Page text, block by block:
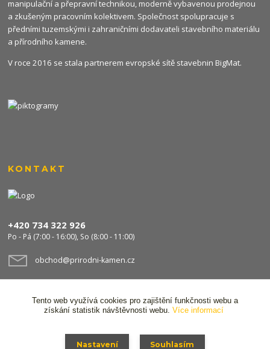
manipulační a přepravní technikou, moderně vybavenou prodejnou
a zkušeným pracovním kolektivem. Společnost spolupracuje s
předními tuzemskými i zahraničními dodavateli stavebního materiálu
a přírodního kamene.
V roce 2016 se stala partnerem evropské sítě stavebnin BigMat.
KONTAKT
+420 734 322 926
Po - Pá (7:00 - 16:00), So (8:00 - 11:00)
obchod@prirodni-kamen.cz
Tento web využívá cookies pro zajištění funkčnosti webu a
získání statistik návštěvnosti webu. Více informací
Nastavení Souhlasím